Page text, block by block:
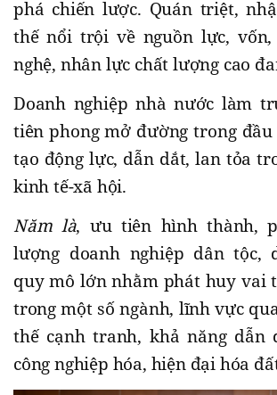
phá chiến lược. Quán triệt,
thế nổi trội về nguồn lực, vốn,
nghệ, nhân lực chất lượng cao
Doanh nghiệp nhà nước làm
tiên phong mở đường trong
tạo động lực, dẫn dắt, lan tỏa
kinh tế-xã hội.
Năm là, ưu tiên hình thành,
lượng doanh nghiệp dân tộc,
quy mô lớn nhằm phát huy vai
trong một số ngành, lĩnh vực
thế cạnh tranh, khả năng dẫn
công nghiệp hóa, hiện đại hóa